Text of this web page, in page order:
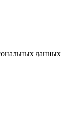
данных